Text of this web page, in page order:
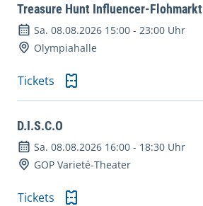
Treasure Hunt Influencer-Flohmarkt
Sa. 08.08.2026 15:00 - 23:00 Uhr
Olympiahalle
Tickets
D.I.S.C.O
Sa. 08.08.2026 16:00 - 18:30 Uhr
GOP Varieté-Theater
Tickets